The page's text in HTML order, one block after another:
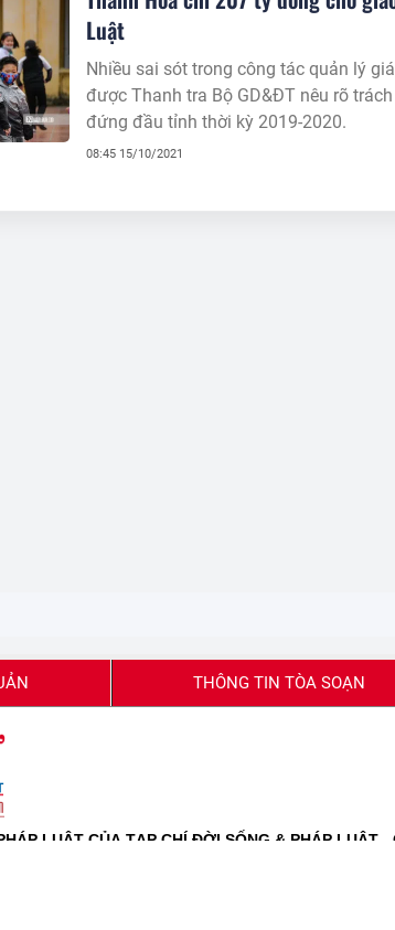
Luật
Nhiều sai sót trong công tác quản lý
được Thanh tra Bộ GD&ĐT nêu rõ
đứng đầu tỉnh thời kỳ 2019-2020.
08:45 15/10/2021
THÔNG TIN TÒA SOẠN
LUẬT CỦA TẠP CHÍ ĐỜI SỐNG & PHÁP LUẬT